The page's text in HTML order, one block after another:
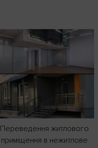
Переведення житлового
приміщення в нежитлове